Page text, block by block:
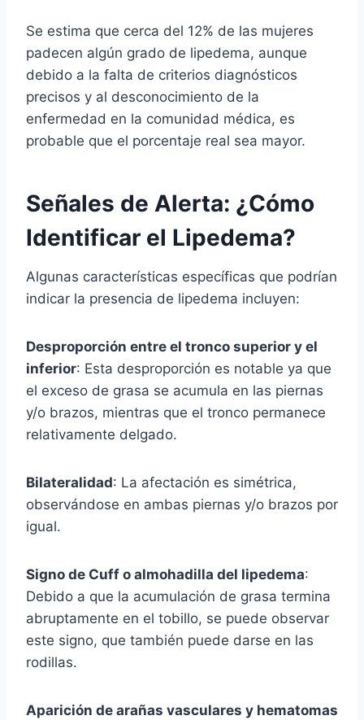
Se estima que cerca del 12% de las mujeres
padecen algún grado de lipedema, aunque
debido a la falta de criterios diagnósticos
precisos y al desconocimiento de la
enfermedad en la comunidad médica, es
probable que el porcentaje real sea mayor.
Señales de Alerta: ¿Cómo
Identificar el Lipedema?
Algunas características específicas que podrían
indicar la presencia de lipedema incluyen:
Desproporción entre el tronco superior y el
inferior: Esta desproporción es notable ya que
el exceso de grasa se acumula en las piernas
y/o brazos, mientras que el tronco permanece
relativamente delgado.
Bilateralidad: La afectación es simétrica,
observándose en ambas piernas y/o brazos por
igual.
Signo de Cuff o almohadilla del lipedema:
Debido a que la acumulación de grasa termina
abruptamente en el tobillo, se puede observar
este signo, que también puede darse en las
rodillas.
Aparición de arañas vasculares y hematomas